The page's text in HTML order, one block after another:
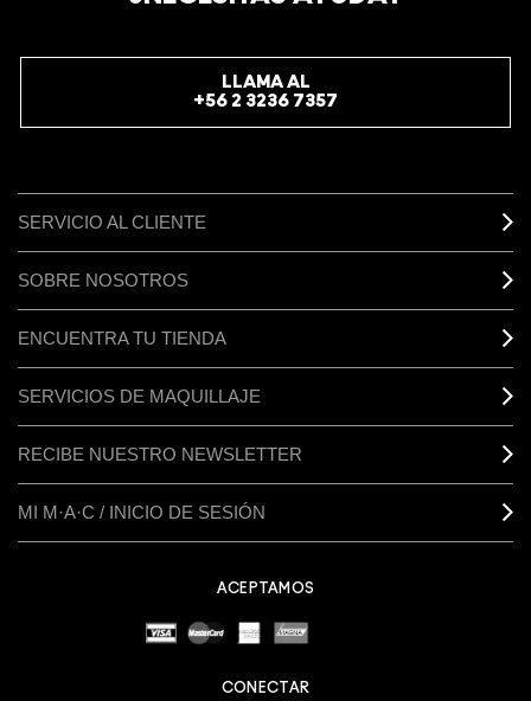
LLAMA AL
+56 2 3236 7357
SERVICIO AL CLIENTE
SOBRE NOSOTROS
ENCUENTRA TU TIENDA
SERVICIOS DE MAQUILLAJE
RECIBE NUESTRO NEWSLETTER
MI M·A·C / INICIO DE SESIÓN
ACEPTAMOS
CONECTAR